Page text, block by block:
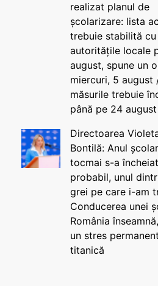
realizat planul de
școlarizare: lista
trebuie stabilită cu
autoritățile locale
august, spune un
miercuri, 5 august
măsurile trebuie
până pe 24 august
Directoarea
Bontilă: Anul
tocmai s-a
probabil, unul
grei pe care i-am
Conducerea unei
România
un stres
titanică